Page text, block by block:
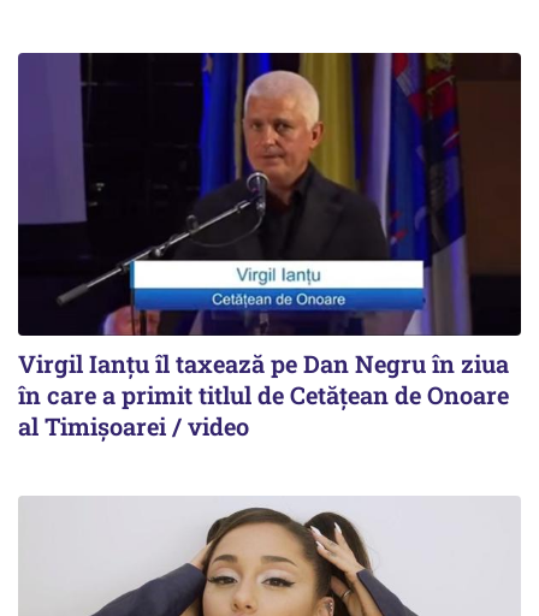
Virgil Ianțu îl taxează pe Dan Negru în ziua
în care a primit titlul de Cetățean de Onoare
al Timișoarei / video